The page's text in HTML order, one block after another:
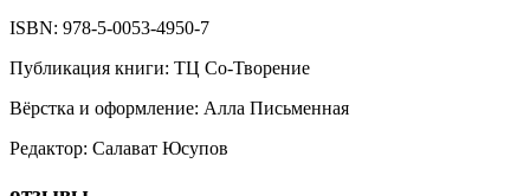
ISBN: 978-5-0053-4950-7
Публикация книги: ТЦ Со-Творение
Вёрстка и оформление: Алла Письменная
Редактор: Салават Юсупов